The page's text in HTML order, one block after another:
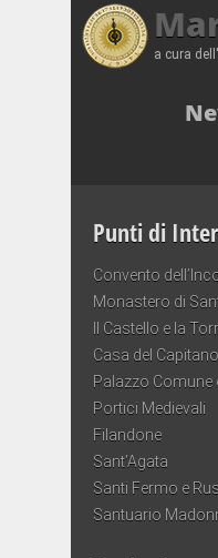
a cura
Punti di
Convento
Monastero di
Il Castello e la
Casa del Capitano
Palazzo Comune
Portici Medievali
Filandone
Sant’Agata
Santi Fermo e
Santuario